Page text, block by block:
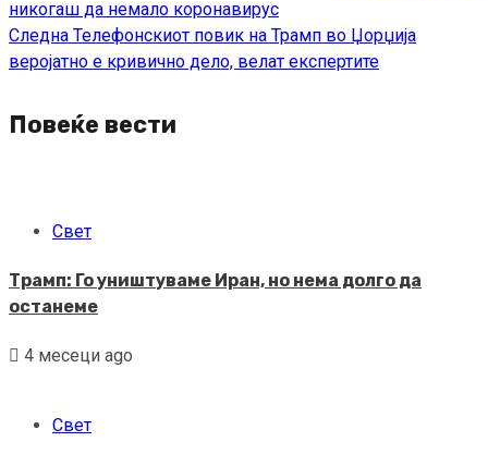
никогаш да немало коронавирус
Следна Телефонскиот повик на Трамп во Џорџија
веројатно е кривично дело, велат експертите
Повеќе вести
Свет
Трамп: Го уништуваме Иран, но нема долго да
останеме
4 месеци ago
Свет